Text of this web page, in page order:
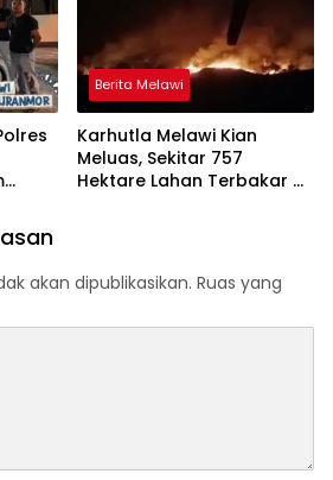
Berita Melawi
Karhutla Melawi Kian
Meluas, Sekitar 757
Hektare Lahan Terbakar di
akan dipublikasikan. Ruas yang